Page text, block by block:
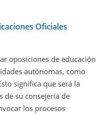
Oficiales
oposiciones de educación
autónomas, como
significa que será la
de su consejería de
los procesos